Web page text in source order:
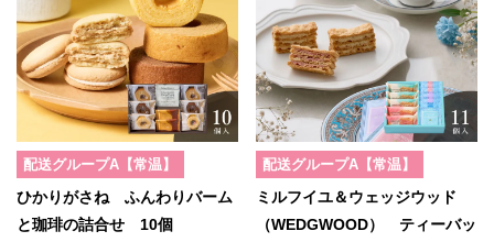
配送グループA【常温】
ひかりがさね ふんわりバーム
と珈琲の詰合せ 10個
配送グループA【常温】
ミルフイユ＆ウェッジウッド
（WEDGWOOD） ティーバッ